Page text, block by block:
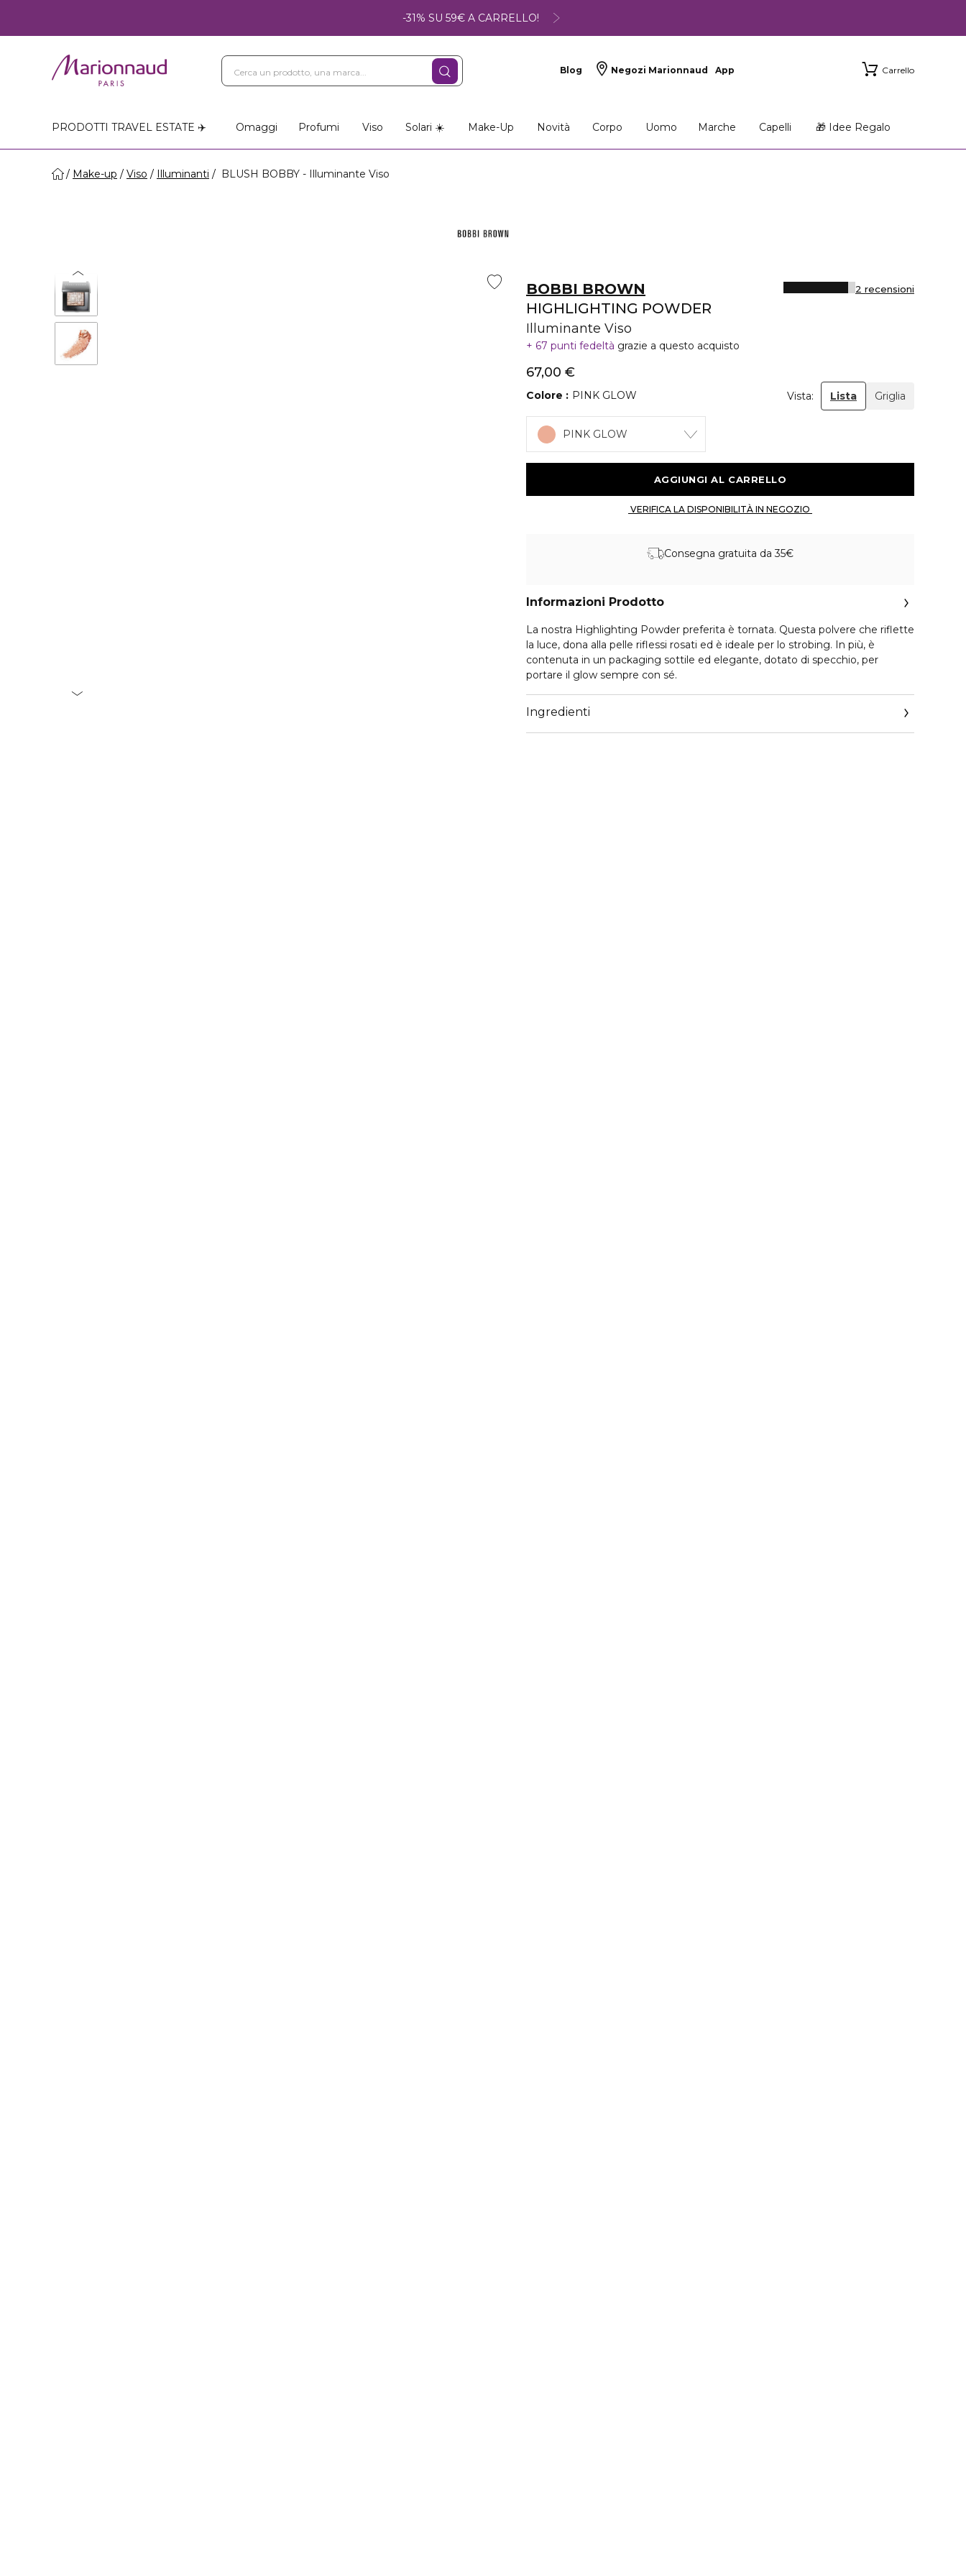
-31% SU 59€ A CARRELLO!
Blog Negozi Marionnaud App Carrello
PRODOTTI TRAVEL ESTATE ✈️ Omaggi Profumi Viso Solari ☀️ Make-Up Novità Corpo Uomo Marche Capelli 🎁 Idee Regalo
Make-up Viso Illuminanti BLUSH BOBBY - Illuminante Viso
BOBBI BROWN
HIGHLIGHTING POWDER
Illuminante Viso
2 recensioni
67 punti fedeltà grazie a questo acquisto
67,00 €
Colore PINK GLOW Vista: Lista Griglia
PINK GLOW
Consegna gratuita da 35€
Informazioni Prodotto
La nostra Highlighting Powder preferita è tornata. Questa polvere che riflette
la luce, dona alla pelle riflessi rosati ed è ideale per lo strobing. In più, è
contenuta in un packaging sottile ed elegante, dotato di specchio, per
portare il glow sempre con sé.
Ingredienti